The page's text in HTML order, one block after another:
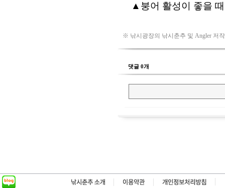
※ 낚시광장의 낚시춘추 및 Angler 저
댓글 0개